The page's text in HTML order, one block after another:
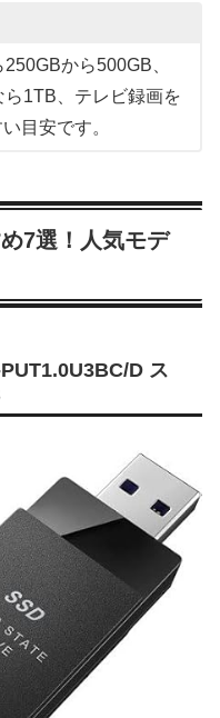
から500GB、
1TB、テレビ録画を
目安です。
7選！人気モデ
D ス